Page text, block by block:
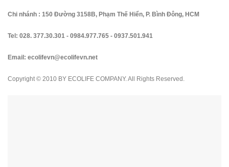
Chi nhánh : 150 Đường 3158B, Phạm Thế Hiển, P. Bình Đông, HCM
Tel: 028. 377.30.301 - 0984.977.765 - 0937.501.941
Email: ecolifevn@ecolifevn.net
Copyright © 2010 BY ECOLIFE COMPANY. All Rights Reserved.